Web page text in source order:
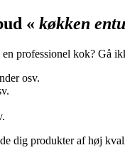
« køkken
professionel kok? Gå
osv.
dig produkter af høj